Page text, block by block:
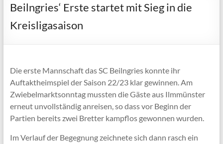
Beilngries‘ Erste startet mit Sieg in die
Kreisligasaison
Die erste Mannschaft das SC Beilngries konnte ihr
Auftaktheimspiel der Saison 22/23 klar gewinnen. Am
Zwiebelmarktsonntag mussten die Gäste aus Ilmmünster
erneut unvollständig anreisen, so dass vor Beginn der
Partien bereits zwei Bretter kampflos gewonnen wurden.
Im Verlauf der Begegnung zeichnete sich dann rasch ein